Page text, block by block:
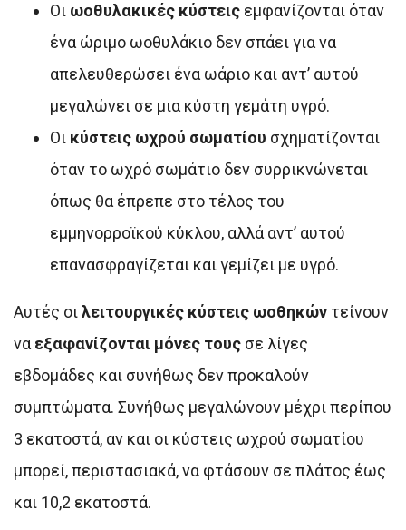
Οι ωοθυλακικές κύστεις εμφανίζονται όταν
ένα ώριμο ωοθυλάκιο δεν σπάει για να
απελευθερώσει ένα ωάριο και αντ’ αυτού
μεγαλώνει σε μια κύστη γεμάτη υγρό.
Οι κύστεις ωχρού σωματίου σχηματίζονται
όταν το ωχρό σωμάτιο δεν συρρικνώνεται
όπως θα έπρεπε στο τέλος του
εμμηνορροϊκού κύκλου, αλλά αντ’ αυτού
επανασφραγίζεται και γεμίζει με υγρό.
Αυτές οιλειτουργικές κύστεις ωοθηκών τείνουν
να εξαφανίζονται μόνες τους σε λίγες
εβδομάδες και συνήθως δεν προκαλούν
συμπτώματα. Συνήθως μεγαλώνουν μέχρι περίπου
3 εκατοστά, αν και οι κύστεις ωχρού σωματίου
μπορεί, περιστασιακά, να φτάσουν σε πλάτος έως
και 10,2 εκατοστά.